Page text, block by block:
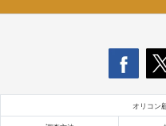
オリコン